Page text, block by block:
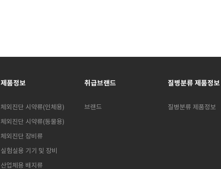
제품정보
체외진단 시약류(인체용)
체외진단 시약류(동물용)
체외진단 장비류
실험실용 기기 및 장비
산업체용 배지류
취급브랜드
브랜드
질병분류 제품정보
질병분류 제품정보